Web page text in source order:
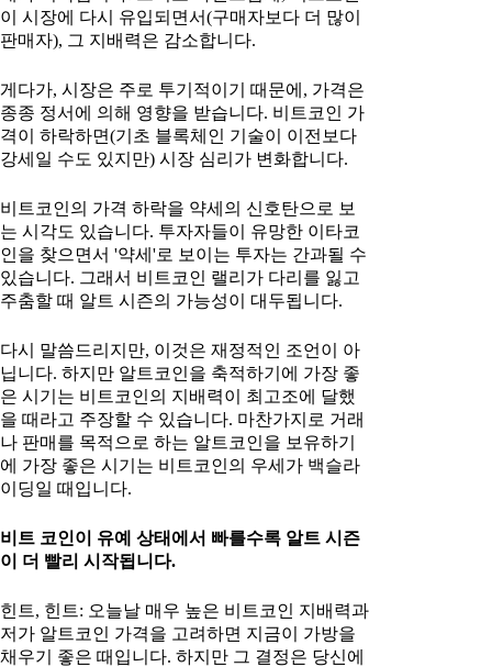
이 시장에 다시 유입되면서(구매자보다 더 많이
판매자), 그 지배력은 감소합니다.
게다가, 시장은 주로 투기적이기 때문에, 가격은
종종 정서에 의해 영향을 받습니다. 비트코인 가
격이 하락하면(기초 블록체인 기술이 이전보다
강세일 수도 있지만) 시장 심리가 변화합니다.
비트코인의 가격 하락을 약세의 신호탄으로 보
는 시각도 있습니다. 투자자들이 유망한 이타코
인을 찾으면서 '약세'로 보이는 투자는 간과될 수
있습니다. 그래서 비트코인 랠리가 다리를 잃고
주춤할 때 알트 시즌의 가능성이 대두됩니다.
다시 말씀드리지만, 이것은 재정적인 조언이 아
닙니다. 하지만 알트코인을 축적하기에 가장 좋
은 시기는 비트코인의 지배력이 최고조에 달했
을 때라고 주장할 수 있습니다. 마찬가지로 거래
나 판매를 목적으로 하는 알트코인을 보유하기
에 가장 좋은 시기는 비트코인의 우세가 백슬라
이딩일 때입니다.
비트 코인이 유예 상태에서 빠를수록 알트 시즌
이 더 빨리 시작됩니다.
힌트, 힌트: 오늘날 매우 높은 비트코인 지배력과
저가 알트코인 가격을 고려하면 지금이 가방을
채우기 좋은 때입니다. 하지만 그 결정은 당신에